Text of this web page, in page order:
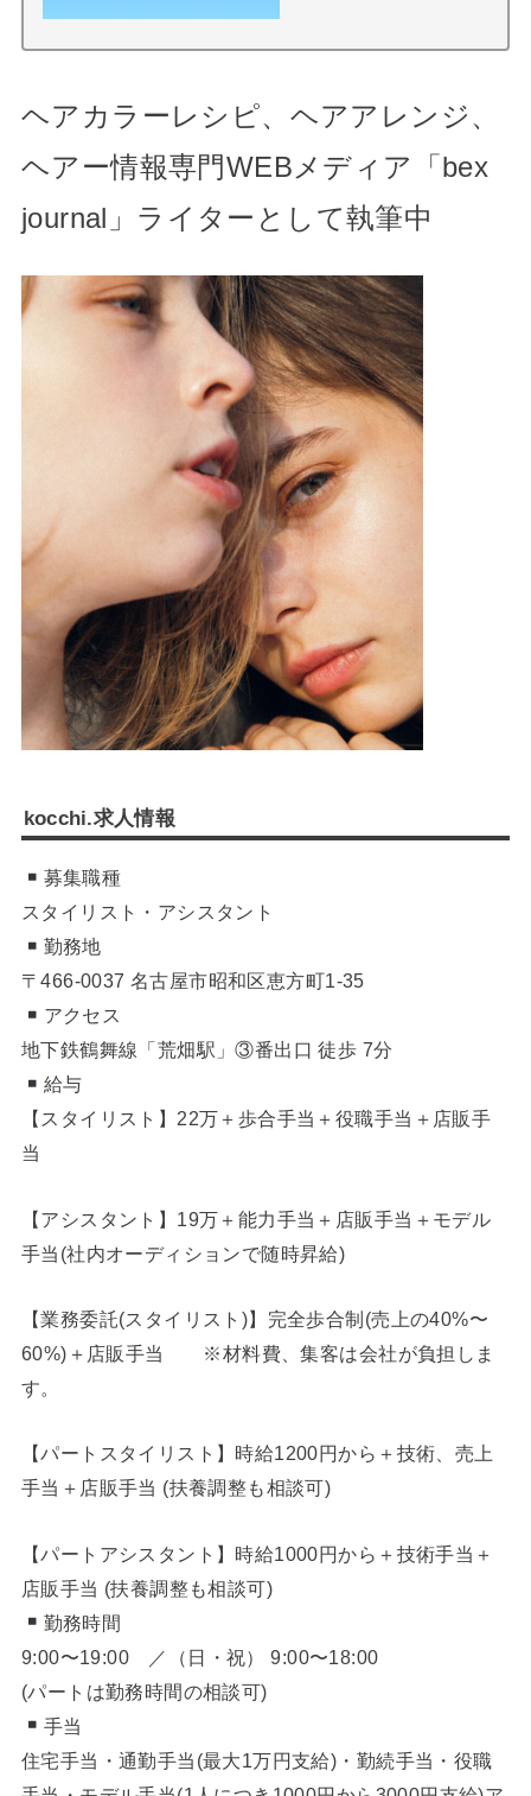
ヘアカラーレシピ、ヘアアレンジ、
ヘアー情報専門WEBメディア「bex
journal」ライターとして執筆中
kocchi.求人情報
募集職種
スタイリスト・アシスタント
勤務地
〒466-0037 名古屋市昭和区恵方町1-35
アクセス
地下鉄鶴舞線「荒畑駅」③番出口 徒歩 7分
給与
【スタイリスト】22万＋歩合手当＋役職手当＋店販手
当
【アシスタント】19万＋能力手当＋店販手当＋モデル
手当(社内オーディションで随時昇給)
【業務委託(スタイリスト)】完全歩合制(売上の40%〜
60%)＋店販手当 ※材料費、集客は会社が負担しま
す。
【パートスタイリスト】時給1200円から＋技術、売上
手当＋店販手当 (扶養調整も相談可)
【パートアシスタント】時給1000円から＋技術手当＋
店販手当 (扶養調整も相談可)
勤務時間
9:00〜19:00 ／（日・祝） 9:00〜18:00
(パートは勤務時間の相談可)
手当
住宅手当・通勤手当(最大1万円支給)・勤続手当・役職